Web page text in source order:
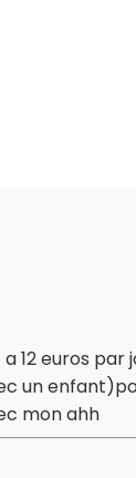
12 euros par
un
mon ahh